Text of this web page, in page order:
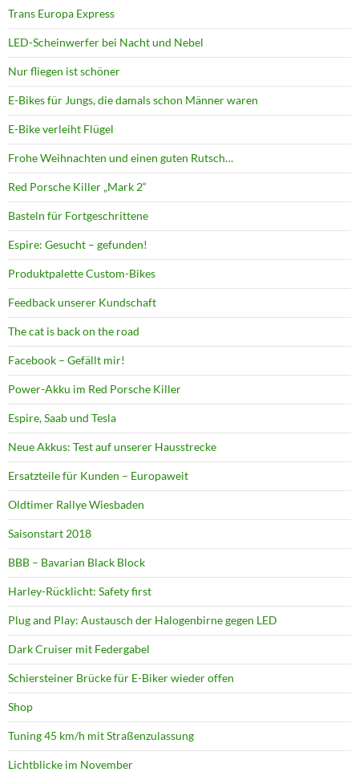
Trans Europa Express
LED-Scheinwerfer bei Nacht und Nebel
Nur fliegen ist schöner
E-Bikes für Jungs, die damals schon Männer waren
E-Bike verleiht Flügel
Frohe Weihnachten und einen guten Rutsch…
Red Porsche Killer „Mark 2“
Basteln für Fortgeschrittene
Espire: Gesucht – gefunden!
Produktpalette Custom-Bikes
Feedback unserer Kundschaft
The cat is back on the road
Facebook – Gefällt mir!
Power-Akku im Red Porsche Killer
Espire, Saab und Tesla
Neue Akkus: Test auf unserer Hausstrecke
Ersatzteile für Kunden – Europaweit
Oldtimer Rallye Wiesbaden
Saisonstart 2018
BBB – Bavarian Black Block
Harley-Rücklicht: Safety first
Plug and Play: Austausch der Halogenbirne gegen LED
Dark Cruiser mit Federgabel
Schiersteiner Brücke für E-Biker wieder offen
Shop
Tuning 45 km/h mit Straßenzulassung
Lichtblicke im November